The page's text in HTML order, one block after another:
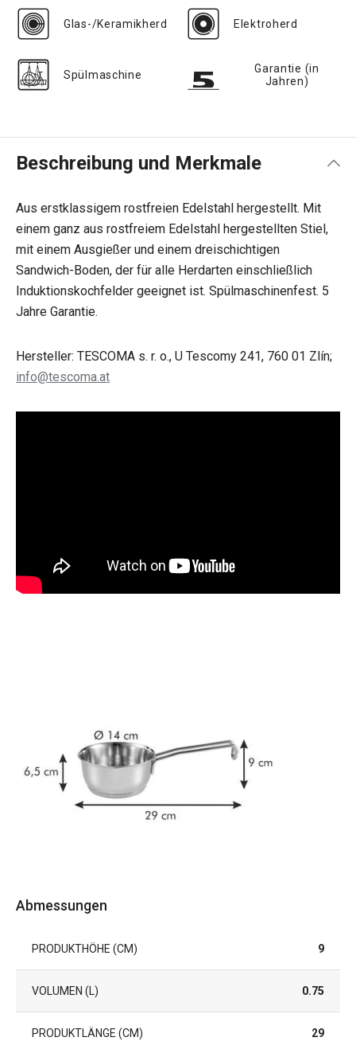
Glas-/Keramikherd Elektroherd
Spülmaschine
Garantie (in
Jahren)
Beschreibung und Merkmale
Aus erstklassigem rostfreien Edelstahl hergestellt. Mit
einem ganz aus rostfreiem Edelstahl hergestellten Stiel,
mit einem Ausgießer und einem dreischichtigen
Sandwich-Boden, der für alle Herdarten einschließlich
Induktionskochfelder geeignet ist. Spülmaschinenfest. 5
Jahre Garantie.
Hersteller: TESCOMA s. r. o., U Tescomy 241, 760 01 Zlín;
info@tescoma.at
Abmessungen
PRODUKTHÖHE (CM) 9
VOLUMEN (L) 0.75
PRODUKTLÄNGE (CM) 29